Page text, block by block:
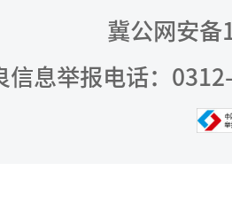
冀公网安备
信息举报电话：